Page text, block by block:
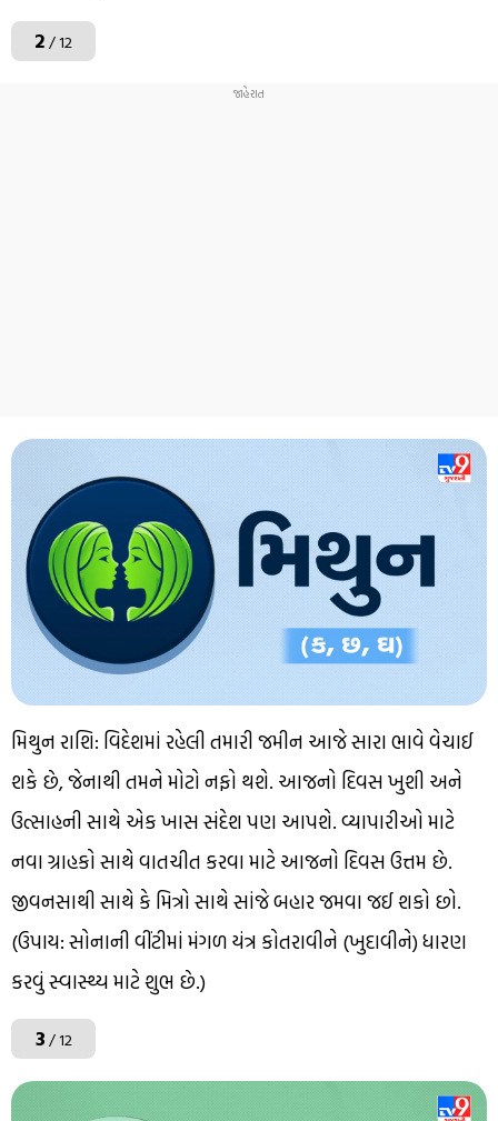
2/ 12
મિથુન રાશિ: વિદેશમાં રહેલી તમારી જમીન આજે સારા ભાવે વેચાઈ
શકે છે, જેનાથી તમને મોટો નફો થશે. આજનો દિવસ ખુશી અને
ઉત્સાહની સાથે એક ખાસ સંદેશ પણ આપશે. વ્યાપારીઓ માટે
નવા ગ્રાહકો સાથે વાતચીત કરવા માટે આજનો દિવસ ઉત્તમ છે.
જીવનસાથી સાથે કે મિત્રો સાથે સાંજે બહાર જમવા જઈ શકો છો.
(ઉપાય: સોનાની વીંટીમાં મંગળ યંત્ર કોતરાવીને (ખુદાવીને) ધારણ
કરવું સ્વાસ્થ્ય માટે શુભ છે.)
3/ 12